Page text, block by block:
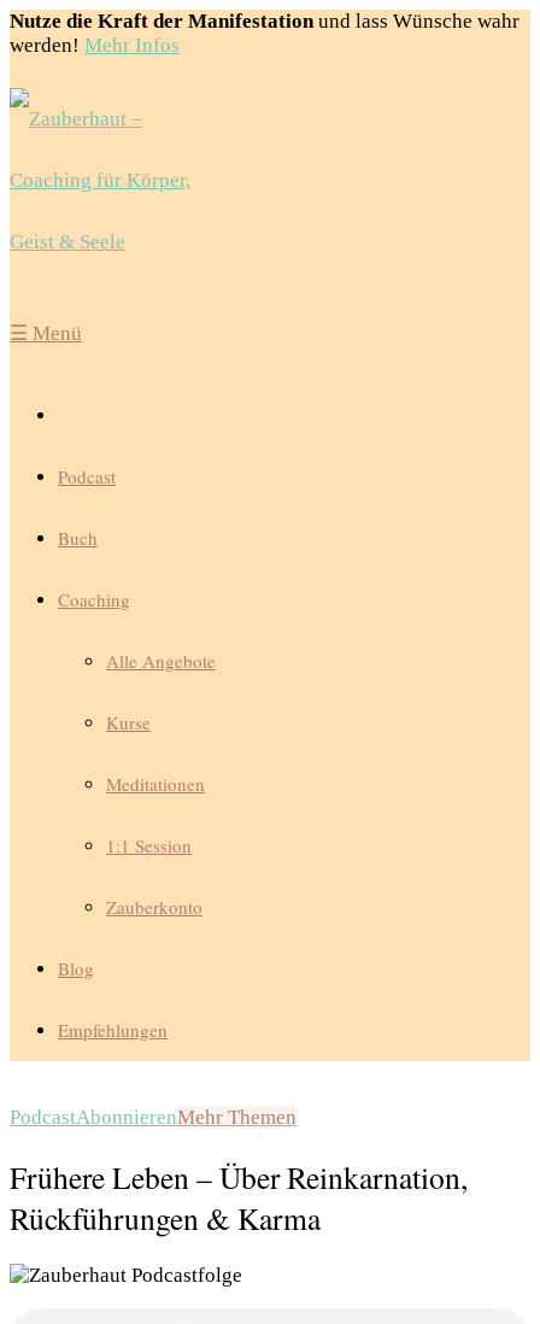
Nutze die Kraft der Manifestationund lass Wünsche wahr
werden! Mehr Infos
☰ Menü
Podcast
Buch
Coaching
Alle Angebote
Kurse
Meditationen
1:1 Session
Zauberkonto
Blog
Empfehlungen
PodcastAbonnierenMehr Themen
Frühere Leben – Über Reinkarnation,
Rückführungen & Karma